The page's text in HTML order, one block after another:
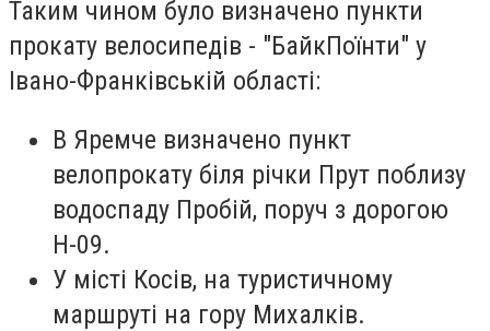
Таким чином було визначено пункти
прокату велосипедів - "БайкПоїнти" у
Івано-Франківській області:
В Яремче визначено пункт
велопрокату біля річки Прут поблизу
водоспаду Пробій, поруч з дорогою
Н-09.
У місті Косів, на туристичному
маршруті на гору Михалків.